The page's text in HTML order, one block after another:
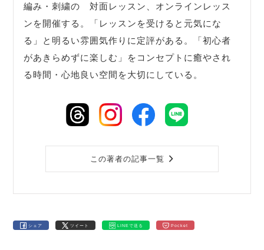
編み・刺繍の 対面レッスン、オンラインレッス
ンを開催する。「レッスンを受けると元気にな
る」と明るい雰囲気作りに定評がある。「初心者
があきらめずに楽しむ」をコンセプトに癒やされ
る時間・心地良い空間を大切にしている。
この著者の記事一覧
シェア ツイート LINEで送る Pocket